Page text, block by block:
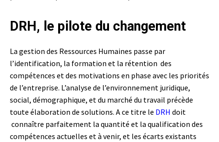
DRH, le pilote du changement
La gestion des Ressources Humaines passe par
l’identification, la formation et la rétention des
compétences et des motivations en phase avec les priorités
de l’entreprise. L’analyse de l’environnement juridique,
social, démographique, et du marché du travail précède
toute élaboration de solutions. A ce titre le DRH doit
connaître parfaitement la quantité et la qualification des
compétences actuelles et à venir, et les écarts existants